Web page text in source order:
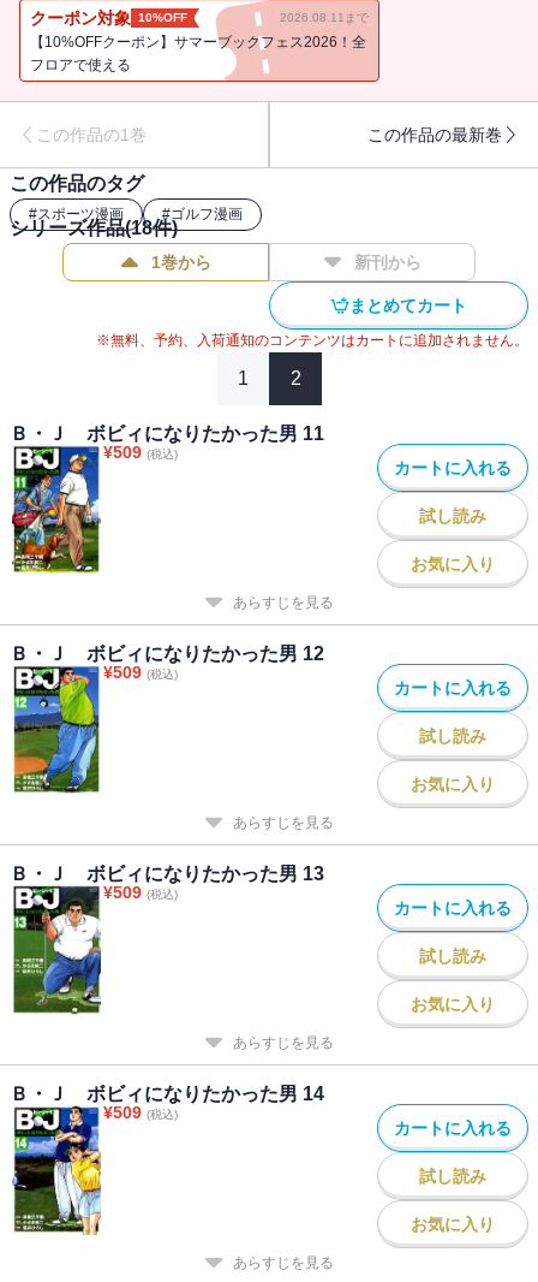
クーポン対象 10%OFF 2026.08.11まで
【10%OFFクーポン】サマーブックフェス2026！全
フロアで使える
この作品の1巻 この作品の最新巻
この作品のタグ
#スポーツ漫画 #ゴルフ漫画
シリーズ作品(18件)
1巻から 新刊から
まとめてカート
※無料、予約、入荷通知のコンテンツはカートに追加されません。
1 2
Ｂ・Ｊ ボビィになりたかった男 11
¥509 (税込)
カートに入れる
試し読み
お気に入り
あらすじを見る
Ｂ・Ｊ ボビィになりたかった男 12
¥509 (税込)
カートに入れる
試し読み
お気に入り
あらすじを見る
Ｂ・Ｊ ボビィになりたかった男 13
¥509 (税込)
カートに入れる
試し読み
お気に入り
あらすじを見る
Ｂ・Ｊ ボビィになりたかった男 14
¥509 (税込)
カートに入れる
試し読み
お気に入り
あらすじを見る